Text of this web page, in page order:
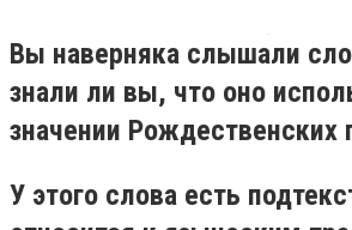
Вы наверняка слышали
знали ли вы, что оно
значении Рождественских
У этого слова есть